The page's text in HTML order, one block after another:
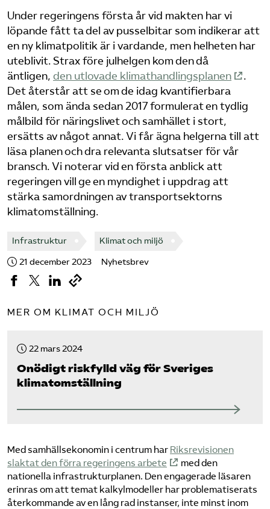
Bli medlem
Logga in på Arbetsgivarguiden
Sök på tagforetagen.se
Under regeringens första år vid makten har vi
löpande fått ta del av pusselbitar som indikerar att
en ny klimatpolitik är i vardande, men helheten har
uteblivit. Strax före julhelgen kom den då
äntligen, den utlovade klimathandlingsplanen
.
Det återstår att se om de idag kvantifierbara
målen, som ända sedan 2017 formulerat en tydlig
målbild för näringslivet och samhället i stort,
ersätts av något annat. Vi får ägna helgerna till att
läsa planen och dra relevanta slutsatser för vår
bransch. Vi noterar vid en första anblick att
regeringen vill ge en myndighet i uppdrag att
stärka samordningen av transportsektorns
klimatomställning.
Infrastruktur Klimat och miljö
21 december 2023 Nyhetsbrev
MER OM KLIMAT OCH MILJÖ
22 mars 2024
Onödigt riskfylld väg för Sveriges
klimatomställning
Med samhällsekonomin i centrum har Riksrevisionen
slaktat den förra regeringens arbete
med den
nationella infrastrukturplanen. Den engagerade läsaren
erinras om att temat kalkylmodeller har problematiserats
återkommande av en lång rad instanser, inte minst inom